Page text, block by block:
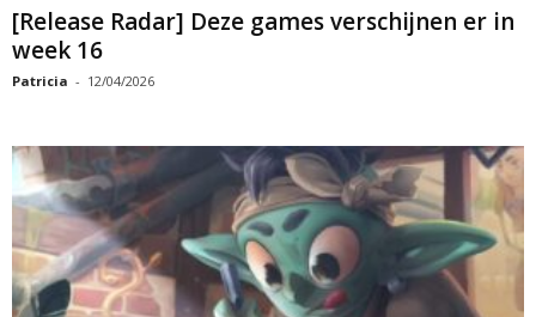
[Release Radar] Deze games verschijnen er in
week 16
Patricia - 12/04/2026